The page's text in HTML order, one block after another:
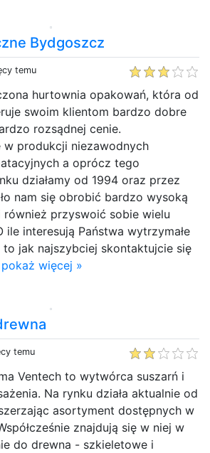
Bydgoszcz
temu
hurtownia opakowań, która od
swoim klientom bardzo dobre
rozsądnej cenie.
w produkcji niezawodnych
a oprócz tego
działamy od 1994 oraz przez
nam się obrobić bardzo wysoką
również przyswoić sobie wielu
ile interesują Państwa wytrzymałe
jak najszybciej skontaktujcie się
pokaż więcej »
temu
Ventech to wytwórca suszarń i
Na rynku działa aktualnie od
asortyment dostępnych w
znajdują się w niej w
do drewna - szkieletowe i